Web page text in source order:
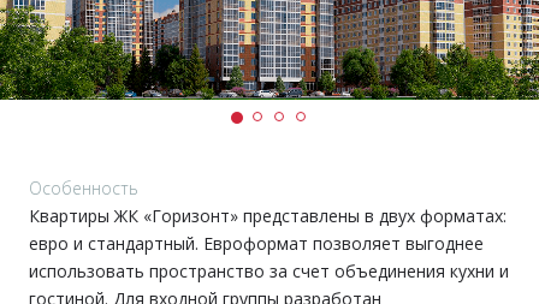
Особенность
Квартиры ЖК «Горизонт» представлены в двух форматах:
евро и стандартный. Евроформат позволяет выгоднее
использовать пространство за счет объединения кухни и
гостиной. Для входной группы разработан